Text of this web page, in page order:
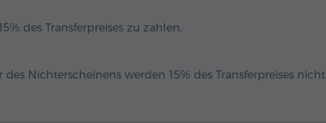
des Transferpreises zu zahlen.
Nichterscheinens werden 15% des Transferpreises nicht